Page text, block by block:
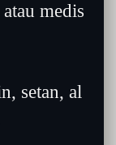
medis
setan, al